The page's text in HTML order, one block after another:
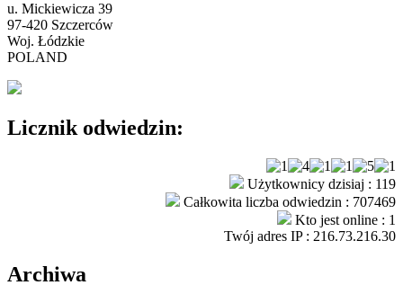
u. Mickiewicza 39
97-420 Szczerców
Woj. Łódzkie
POLAND
Licznik odwiedzin:
Użytkownicy dzisiaj : 119
Całkowita liczba odwiedzin : 707469
Kto jest online : 1
Twój adres IP : 216.73.216.30
Archiwa